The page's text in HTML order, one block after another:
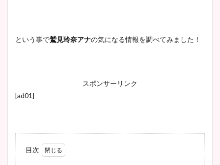
という事で鷲見玲奈アナの気になる情報を調べてみました！
スポンサーリンク
[ad01]
目次